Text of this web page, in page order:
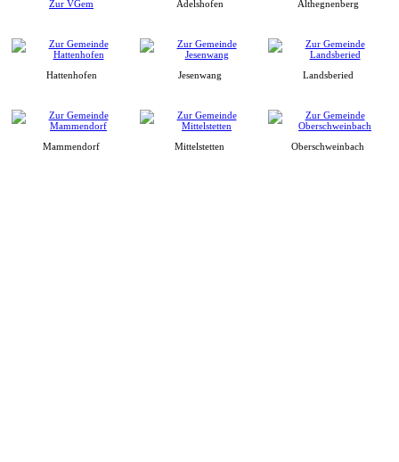
Zur VGem Adelshofen Althegnenberg
Hattenhofen Jesenwang Landsberied
Mammendorf Mittelstetten Oberschweinbach